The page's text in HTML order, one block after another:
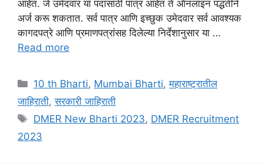
आहेत. जे उमेदवार या पदांसाठी पात्र आहेत ते ऑनलाइन पद्धतीने
अर्ज करू शकतात. सर्व पात्र आणि इच्छुक उमेदवार सर्व आवश्यक
कागदपत्रे आणि प्रमाणपत्रांसह दिलेल्या निर्देशानुसार या …
Read more
Categories
10 th Bharti, Mumbai Bharti,महाराष्ट्रातील
जाहिराती,सरकारी जाहिराती
Tags
DMER New Bharti 2023, DMER Recruitment
2023